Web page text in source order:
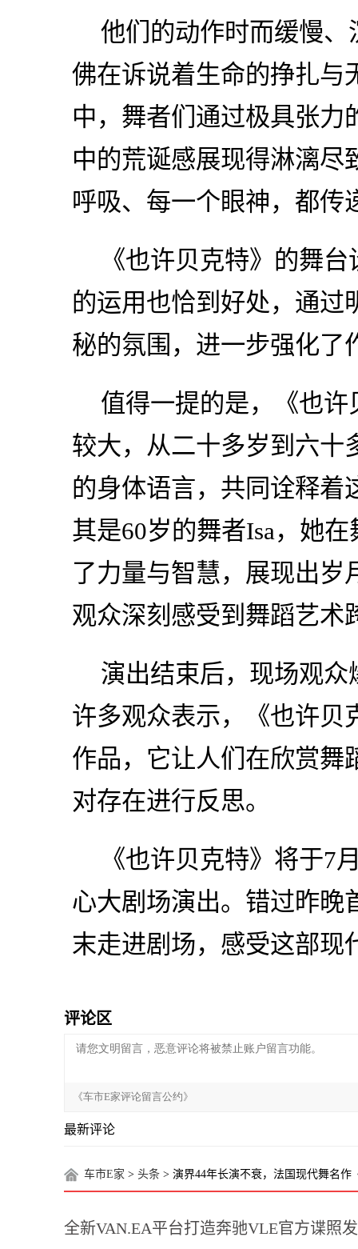
他们的动作时而缓慢
佛在诉说着生命的挣扎与
中，舞者们通过极具张力
中的荒诞感展现得淋漓尽
呼吸、每一个眼神，都传
《也许贝克特》的舞
的运用也恰到好处，通过
秘的氛围，进一步强化了
值得一提的是，《也
较大，从二十多岁到六十
的身体语言，共同诠释着
其是60岁的舞者Isa，她
了力量与智慧，展现出岁
观众深刻感受到舞蹈艺术
演出结束后，现场观
许多观众表示，《也许贝
作品，它让人们在欣赏舞
对存在进行反思。
《也许贝克特》将于7
心大剧场演出。错过昨晚
末走进剧场，感受这部现
评论区
最新评论
车市E家 > 头条 > 演界44年长演不衰，法国现代舞名作
全新VAN.EA平台打造奔驰VLE官方谍照